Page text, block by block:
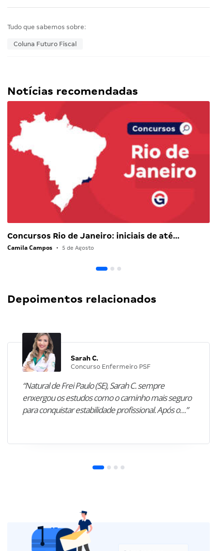
Tudo que sabemos sobre:
Coluna Futuro Fiscal
Notícias recomendadas
Concursos Rio de Janeiro: iniciais de até…
Camila Campos • 5 de Agosto
Depoimentos relacionados
Sarah C.
Concurso Enfermeiro PSF
“Natural de Frei Paulo (SE), Sarah C. sempre
enxergou os estudos como o caminho mais seguro
para conquistar estabilidade profissional. Após o…”